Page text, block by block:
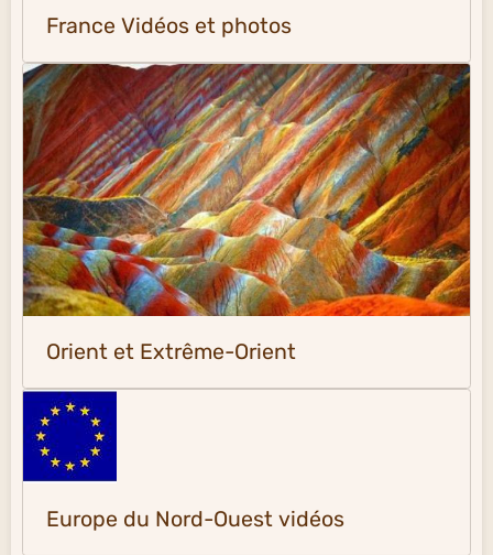
France Vidéos et photos
Orient et Extrême-Orient
Europe du Nord-Ouest vidéos